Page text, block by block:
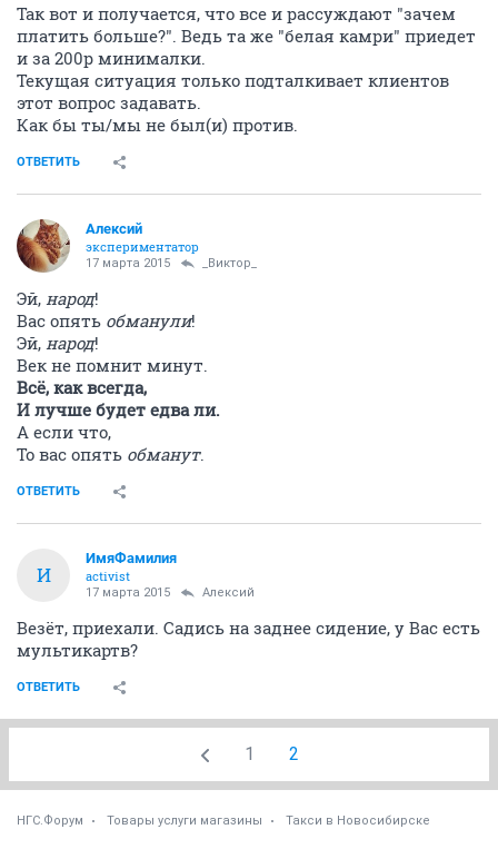
Так вот и получается, что все и рассуждают "зачем
платить больше?". Ведь та же "белая камри" приедет
и за 200р минималки.
Текущая ситуация только подталкивает клиентов
этот вопрос задавать.
Как бы ты/мы не был(и) против.
ОТВЕТИТЬ
Алексий
экспериментатор
17 марта 2015 _Виктор_
Эй, народ!
Вас опять обманули!
Эй, народ!
Век не помнит минут.
Всё, как всегда,
И лучше будет едва ли.
А если что,
То вас опять обманут.
ОТВЕТИТЬ
И
ИмяФамилия
activist
17 марта 2015 Алексий
Везёт, приехали. Садись на заднее сидение, у Вас есть
мультикартв?
ОТВЕТИТЬ
1 2
НГС.Форум Товары услуги магазины Такси в Новосибирске